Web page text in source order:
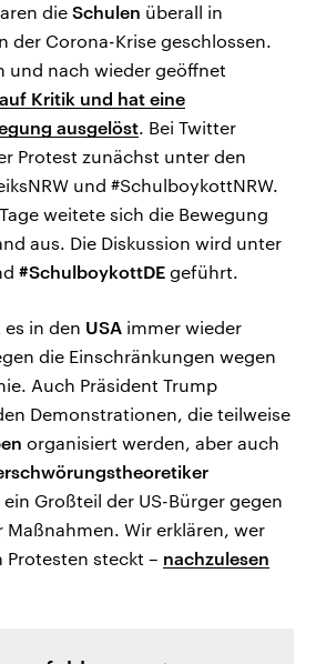
die Schulen überall in
der Corona-Krise geschlossen.
und nach wieder geöffnet
Kritik und hat eine
ausgelöst. Bei Twitter
Protest zunächst unter den
und #SchulboykottNRW.
weitete sich die Bewegung
aus. Die Diskussion wird unter
#SchulboykottDE geführt.
es in den USA immer wieder
die Einschränkungen wegen
Auch Präsident Trump
Demonstrationen, die teilweise
organisiert werden, aber auch
Großteil der US-Bürger gegen
Maßnahmen. Wir erklären, wer
steckt – nachzulesen